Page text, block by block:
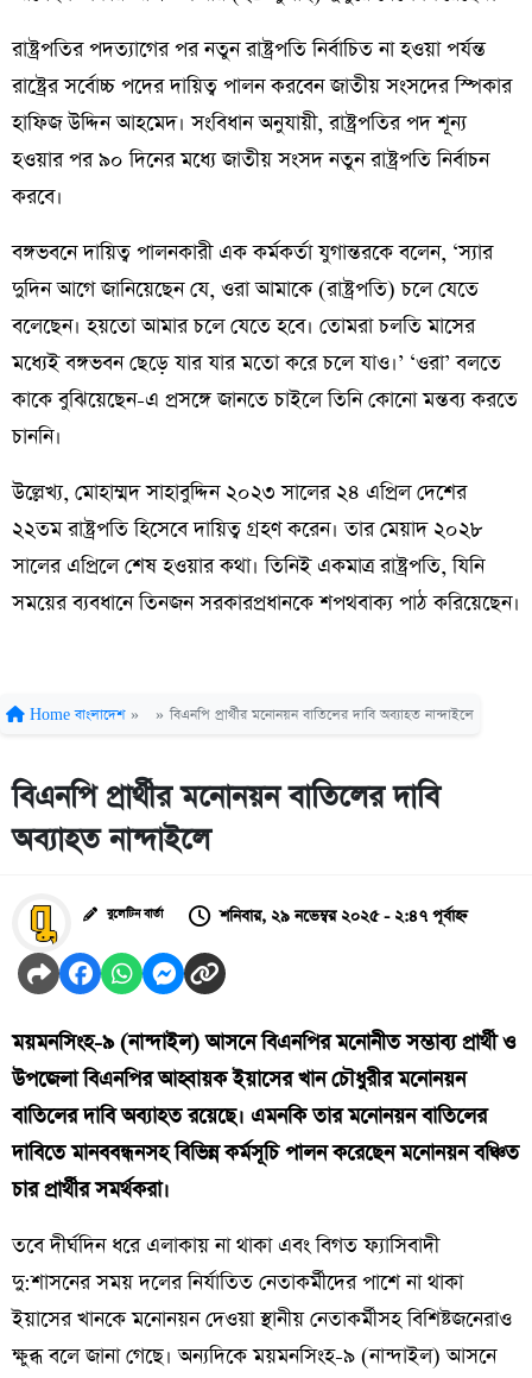
রাষ্ট্রপতির পদত্যাগের পর নতুন রাষ্ট্রপতি নির্বাচিত না হওয়া পর্যন্ত
রাষ্ট্রের সর্বোচ্চ পদের দায়িত্ব পালন করবেন জাতীয় সংসদের স্পিকার
হাফিজ উদ্দিন আহমেদ। সংবিধান অনুযায়ী, রাষ্ট্রপতির পদ শূন্য
হওয়ার পর ৯০ দিনের মধ্যে জাতীয় সংসদ নতুন রাষ্ট্রপতি নির্বাচন
করবে।
বঙ্গভবনে দায়িত্ব পালনকারী এক কর্মকর্তা যুগান্তরকে বলেন, ‘স্যার
দুদিন আগে জানিয়েছেন যে, ওরা আমাকে (রাষ্ট্রপতি) চলে যেতে
বলেছেন। হয়তো আমার চলে যেতে হবে। তোমরা চলতি মাসের
মধ্যেই বঙ্গভবন ছেড়ে যার যার মতো করে চলে যাও।’ ‘ওরা’ বলতে
কাকে বুঝিয়েছেন-এ প্রসঙ্গে জানতে চাইলে তিনি কোনো মন্তব্য করতে
চাননি।
উল্লেখ্য, মোহাম্মদ সাহাবুদ্দিন ২০২৩ সালের ২৪ এপ্রিল দেশের
২২তম রাষ্ট্রপতি হিসেবে দায়িত্ব গ্রহণ করেন। তার মেয়াদ ২০২৮
সালের এপ্রিলে শেষ হওয়ার কথা। তিনিই একমাত্র রাষ্ট্রপতি, যিনি
সময়ের ব্যবধানে তিনজন সরকারপ্রধানকে শপথবাক্য পাঠ করিয়েছেন।
Home বাংলাদেশ » » বিএনপি প্রার্থীর মনোনয়ন বাতিলের দাবি অব্যাহত নান্দাইলে
বিএনপি প্রার্থীর মনোনয়ন বাতিলের দাবি
অব্যাহত নান্দাইলে
বুলেটিন বার্তা শনিবার, ২৯ নভেম্বর ২০২৫ - ২:৪৭ পূর্বাহ্ন
ময়মনসিংহ-৯ (নান্দাইল) আসনে বিএনপির মনোনীত সম্ভাব্য প্রার্থী ও
উপজেলা বিএনপির আহ্বায়ক ইয়াসের খান চৌধুরীর মনোনয়ন
বাতিলের দাবি অব্যাহত রয়েছে। এমনকি তার মনোনয়ন বাতিলের
দাবিতে মানববন্ধনসহ বিভিন্ন কর্মসূচি পালন করেছেন মনোনয়ন বঞ্চিত
চার প্রার্থীর সমর্থকরা।
তবে দীর্ঘদিন ধরে এলাকায় না থাকা এবং বিগত ফ্যাসিবাদী
দু:শাসনের সময় দলের নির্যাতিত নেতাকর্মীদের পাশে না থাকা
ইয়াসের খানকে মনোনয়ন দেওয়া স্থানীয় নেতাকর্মীসহ বিশিষ্টজনেরাও
ক্ষুব্ধ বলে জানা গেছে। অন্যদিকে ময়মনসিংহ-৯ (নান্দাইল) আসনে